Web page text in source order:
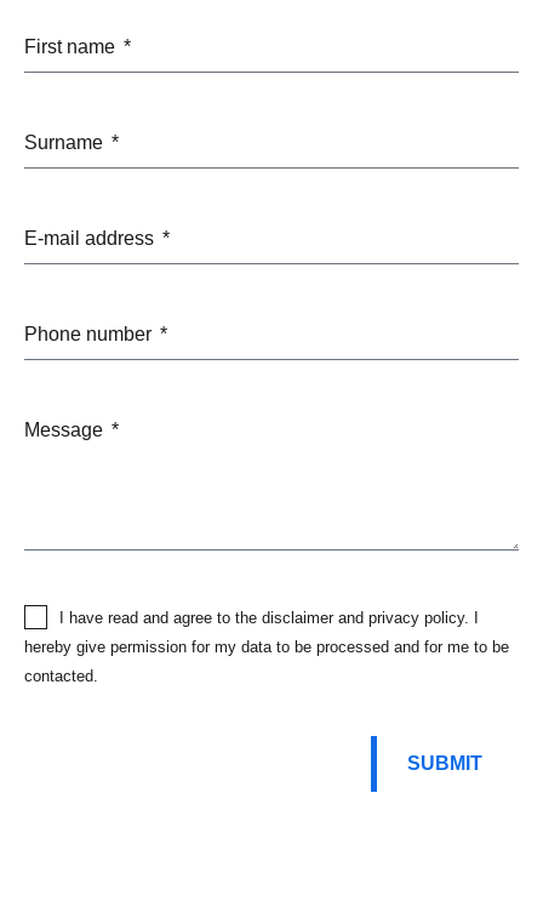
First name
Surname
E-mail address
Phone number
Message
I have read and agree to the disclaimer and privacy policy. I
hereby give permission for my data to be processed and for me to be
contacted.
SUBMIT